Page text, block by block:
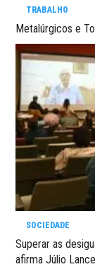
TRABALHO
Metalúrgicos e
SOCIEDADE
Superar as
afirma Júlio